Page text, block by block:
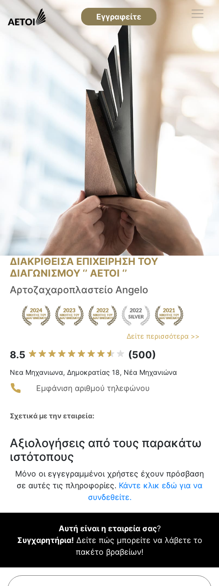
Εγγραφείτε
ΔΙΑΚΡΙΘΕΙΣΑ ΕΠΙΧΕΙΡΗΣΗ ΤΟΥ
ΔΙΑΓΩΝΙΣΜΟΥ ‘’ ΑΕΤΟΙ ‘’
Αρτοζαχαροπλαστείο Angelo
Δείτε περισσότερα >>
8.5 (500)
Νεα Μηχανιωνα, Δημοκρατίας 18, Νέα Μηχανιώνα
Εμφάνιση αριθμού τηλεφώνου
Σχετικά με την εταιρεία:
Αξιολογήσεις από τους παρακάτω
ιστότοπους
Μόνο οι εγγεγραμμένοι χρήστες έχουν πρόσβαση
σε αυτές τις πληροφορίες. Κάντε κλικ εδώ για να
συνδεθείτε.
Αυτή είναι η εταιρεία σας?
Συγχαρητήρια! Δείτε πώς μπορείτε να λάβετε το
πακέτο βραβείων!